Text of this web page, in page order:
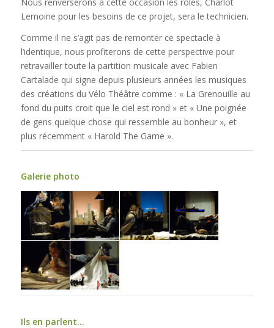
Lemoine pour les besoins de ce projet, sera le technicien.
Comme il ne s’agit pas de remonter ce spectacle à
l’identique, nous profiterons de cette perspective pour
retravailler toute la partition musicale avec Fabien
Cartalade qui signe depuis plusieurs années les musiques
des créations du Vélo Théâtre comme : « La Grenouille au
fond du puits croit que le ciel est rond » et « Une poignée
de gens quelque chose qui ressemble au bonheur», et
plus récemment « Harold The Game ».
Galerie photo
Ils en parlent…